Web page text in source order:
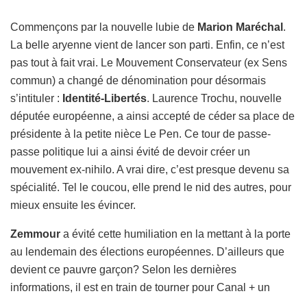
Commençons par la nouvelle lubie de Marion Maréchal .
La belle aryenne vient de lancer son parti. Enfin, ce n’est
pas tout à fait vrai. Le Mouvement Conservateur (ex Sens
commun) a changé de dénomination pour désormais
s’intituler : Identité-Libertés. Laurence Trochu, nouvelle
députée européenne, a ainsi accepté de céder sa place de
présidente à la petite nièce Le Pen. Ce tour de passe-
passe politique lui a ainsi évité de devoir créer un
mouvement ex-nihilo. A vrai dire, c’est presque devenu sa
spécialité. Tel le coucou, elle prend le nid des autres, pour
mieux ensuite les évincer.
Zemmour a évité cette humiliation en la mettant à la porte
au lendemain des élections européennes. D’ailleurs que
devient ce pauvre garçon? Selon les dernières
informations, il est en train de tourner pour Canal + un